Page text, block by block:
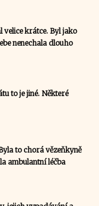
krátce. Byl jako
nenechala dlouho
to je jiné. Některé
to chorá vězeňkyně
ambulantní léčba